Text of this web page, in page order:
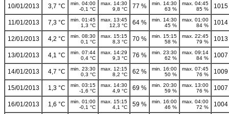
10/01/2013 3,7 °C
min. 04:00
-0,1 °C
max. 14:30
9,8 °C
77 %
min. 14:30
63 %
max. 04:45
85 %
11/01/2013 7,3 °C
min. 01:45
1,3 °C
max. 13:45
12,3 °C
64 %
min. 14:30
45 %
max. 01:00
84 %
12/01/2013 4,2 °C
min. 08:30
0,1 °C
max. 15:15
8,3 °C
70 %
min. 15:15
58 %
max. 22:45
79 %
13/01/2013 4,1 °C
min. 07:44
0,4 °C
max. 14:29
9,3 °C
76 %
min. 23:30
62 %
max. 09:14
84 %
14/01/2013 4,7 °C
min. 23:30
0,3 °C
max. 12:15
8,2 °C
62 %
min. 16:00
50 %
max. 07:45
76 %
15/01/2013 1,3 °C
min. 03:15
-1,6 °C
max. 14:30
4,9 °C
69 %
min. 20:30
59 %
max. 13:00
76 %
16/01/2013 1,6 °C
min. 01:00
-0,1 °C
max. 15:15
4,1 °C
59 %
min. 16:00
46 %
max. 04:00
72 %